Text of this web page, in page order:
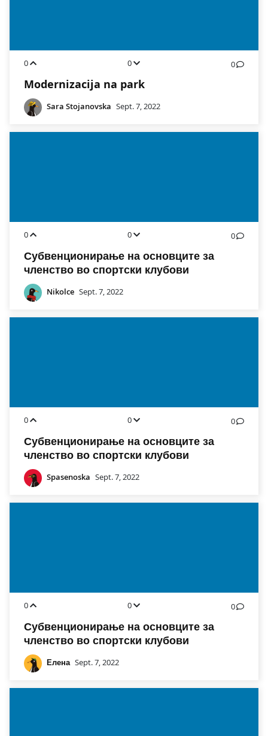
0 0 0
Modernizacija na park
Sara Stojanovska Sept. 7, 2022
0 0 0
Субвенционирање на основците за
членство во спортски клубови
Nikolce Sept. 7, 2022
0 0 0
Субвенционирање на основците за
членство во спортски клубови
Spasenoska Sept. 7, 2022
0 0 0
Субвенционирање на основците за
членство во спортски клубови
Елена Sept. 7, 2022